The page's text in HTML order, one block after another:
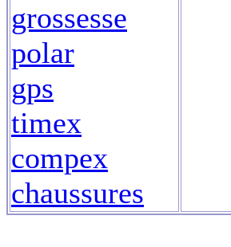
grossesse
polar
gps
timex
compex
chaussures